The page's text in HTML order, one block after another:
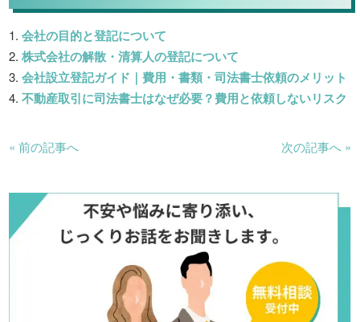
会社の目的と登記について
株式会社の解散・清算人の登記について
会社設立登記ガイド｜費用・書類・司法書士依頼のメリット
不動産取引に司法書士はなぜ必要？費用と依頼しないリスク
« 前の記事へ 次の記事へ »